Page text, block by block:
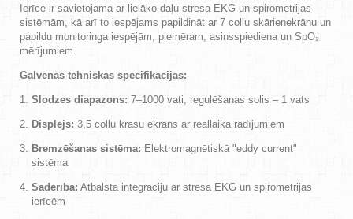
Ierīce ir savietojama ar lielāko daļu stresa EKG un spirometrijas
sistēmām, kā arī to iespējams papildināt ar 7 collu skārienekrānu un
papildu monitoringa iespējām, piemēram, asinsspiediena un SpO₂
mērījumiem.
Galvenās tehniskās specifikācijas:
Slodzes diapazons: 7–1000 vati, regulēšanas solis – 1 vats
Displejs: 3,5 collu krāsu ekrāns ar reāllaika rādījumiem
Bremzēšanas sistēma: Elektromagnētiskā "eddy current"
sistēma
Saderība: Atbalsta integrāciju ar stresa EKG un spirometrijas
ierīcēm